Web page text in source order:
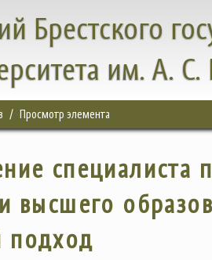
Брестского
им. А.
Просмотр элемента
специалиста
высшего
подход